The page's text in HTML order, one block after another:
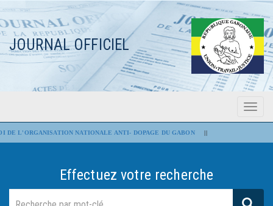
JOURNAL OFFICIEL
Menu
DE L'ORGANISATION NATIONALE ANTI- DOPAGE DU GABON||
Effectuez votre recherche